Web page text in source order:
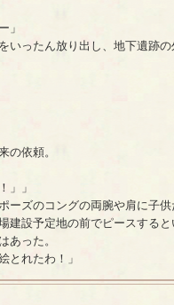
」
いったん放り出し、地下遺跡の
の依頼。
」」
ーズのコングの両腕や肩に子供
建設予定地の前でピースする
あった。
とれたわ！」